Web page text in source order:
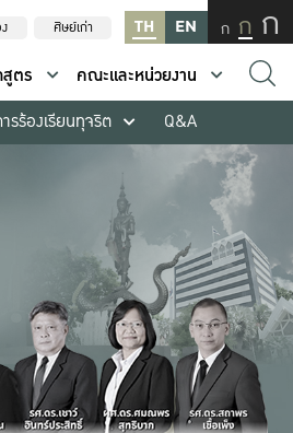
ศิษย์เก่า TH EN ก ก ก
ตร
คณะและหน่วยงาน
รร้องเรียนทุจริต Q&A